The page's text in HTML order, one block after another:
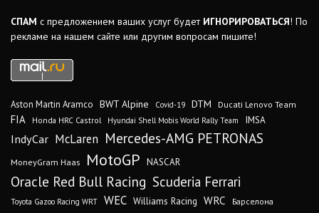
СПАМ с предложением ваших услуг будет ИГНОРИРОВАТЬСЯ! По
рекламе на нашем сайте или другим вопросам пишите!
Aston Martin Aramco BWT Alpine Covid-19 DTM Ducati Lenovo Team
FIA Honda HRC Castrol Hyundai Shell Mobis World Rally Team IMSA
IndyCar McLaren Mercedes-AMG PETRONAS
MoneyGram Haas MotoGP NASCAR
Oracle Red Bull Racing Scuderia Ferrari
Toyota Gazoo Racing WRT WEC Williams Racing WRC Барселона